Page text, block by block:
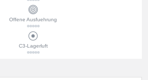
Offene Ausfuehrung
C3-Lagerluft